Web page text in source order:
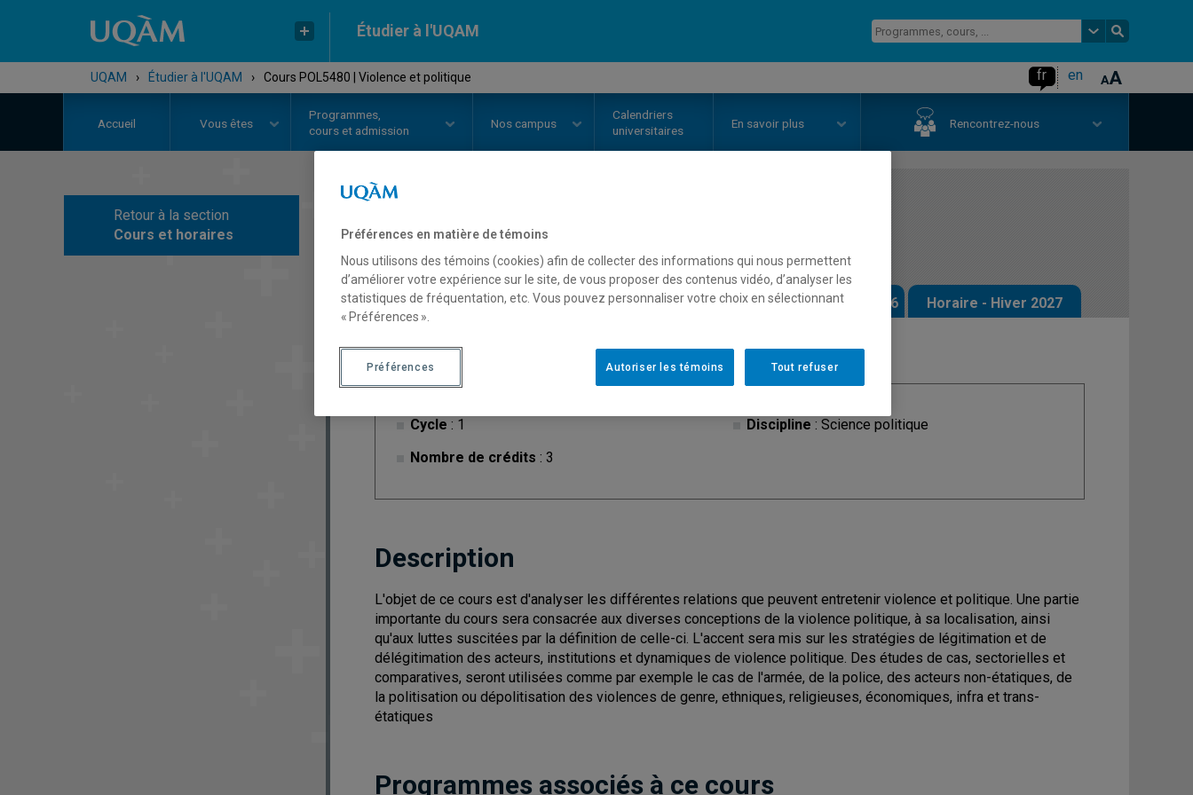
Étudier à l'UQAM
UQAM › Étudier à l'UQAM › Cours POL5480 | Violence et politique fr en
Accueil Vous êtes
Programmes,
cours et admission
Nos campus
Calendriers
universitaires
En savoir plus Rencontrez-nous
Retour à la section
Cours et horaires
COURS// POL5480
Description Horaire - Été 2026 Horaire - Automne 2026 Horaire - Hiver 2027
Cycle : 1
Nombre de crédits : 3
Discipline : Science politique
Description
L'objet de ce cours est d'analyser les différentes relations que peuvent entretenir violence et politique. Une partie
importante du cours sera consacrée aux diverses conceptions de la violence politique, à sa localisation, ainsi
qu'aux luttes suscitées par la définition de celle-ci. L'accent sera mis sur les stratégies de légitimation et de
délégitimation des acteurs, institutions et dynamiques de violence politique. Des études de cas, sectorielles et
comparatives, seront utilisées comme par exemple le cas de l'armée, de la police, des acteurs non-étatiques, de
la politisation ou dépolitisation des violences de genre, ethniques, religieuses, économiques, infra et trans-
étatiques
Programmes associés à ce cours
Préférences en matière de témoins
Nous utilisons des témoins (cookies) afin de collecter des informations qui nous permettent
d’améliorer votre expérience sur le site, de vous proposer des contenus vidéo, d’analyser les
statistiques de fréquentation, etc. Vous pouvez personnaliser votre choix en sélectionnant
« Préférences ».
Tout refuser
Autoriser les témoins
Préférences